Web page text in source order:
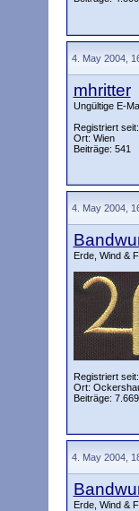
4. May 2004,
mhritter
Ungültige E-
Registriert
Ort: Wien
Beiträge: 541
4. May 2004,
Erde, Wind &
Registriert
Ort:
Beiträge: 7.669
4. May 2004,
Erde, Wind &